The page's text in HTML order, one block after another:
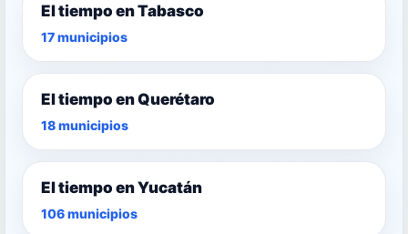
El tiempo en Tabasco
17 municipios
El tiempo en Querétaro
18 municipios
El tiempo en Yucatán
106 municipios